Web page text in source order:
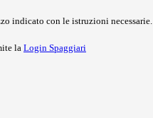
indicato con le istruzioni necessarie.
la Login Spaggiari